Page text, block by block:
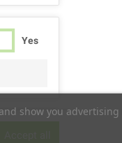
show you
Yes